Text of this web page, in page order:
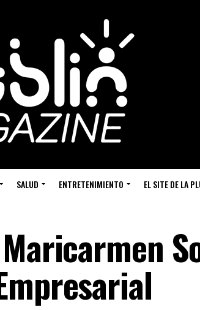
SALUD ENTRETENIMIENTO EL SITE DE LA